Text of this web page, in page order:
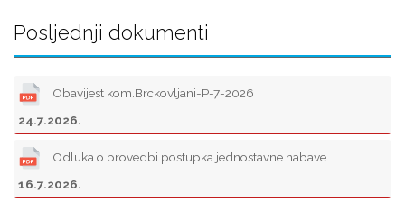
Posljednji dokumenti
Obavijest kom.Brckovljani-P-7-2026
24.7.2026.
Odluka o provedbi postupka jednostavne nabave
16.7.2026.